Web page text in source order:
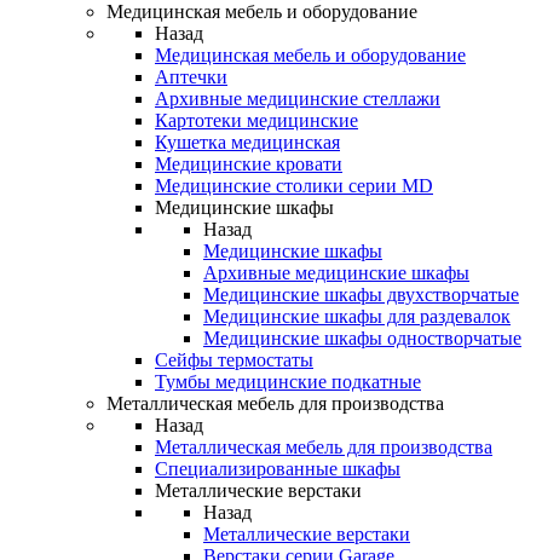
Медицинская мебель и оборудование
Назад
Медицинская мебель и оборудование
Аптечки
Архивные медицинские стеллажи
Картотеки медицинские
Кушетка медицинская
Медицинские кровати
Медицинские столики серии MD
Медицинские шкафы
Назад
Медицинские шкафы
Архивные медицинские шкафы
Медицинские шкафы двухстворчатые
Медицинские шкафы для раздевалок
Медицинские шкафы одностворчатые
Сейфы термостаты
Тумбы медицинские подкатные
Металлическая мебель для производства
Назад
Металлическая мебель для производства
Cпециализированные шкафы
Металлические верстаки
Назад
Металлические верстаки
Верстаки серии Garage